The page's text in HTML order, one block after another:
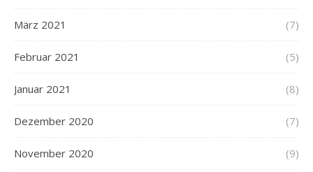
März 2021 (7)
Februar 2021 (5)
Januar 2021 (8)
Dezember 2020 (7)
November 2020 (9)